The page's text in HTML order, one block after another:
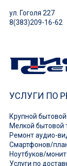
ул. Гоголя 227
8(383)209-16-62
УСЛУГИ ПО
Крупной бытовой
Мелкой бытовой
Ремонт аудио-
Смартфонов/
Ноутбуков/
Услуги по